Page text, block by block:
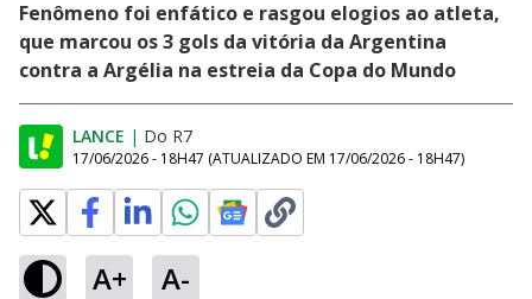
Fenômeno foi enfático e rasgou elogios ao atleta,
que marcou os 3 gols da vitória da Argentina
contra a Argélia na estreia da Copa do Mundo
LANCE | Do R7
17/06/2026 - 18H47 (ATUALIZADO EM 17/06/2026 - 18H47)
A+ A-